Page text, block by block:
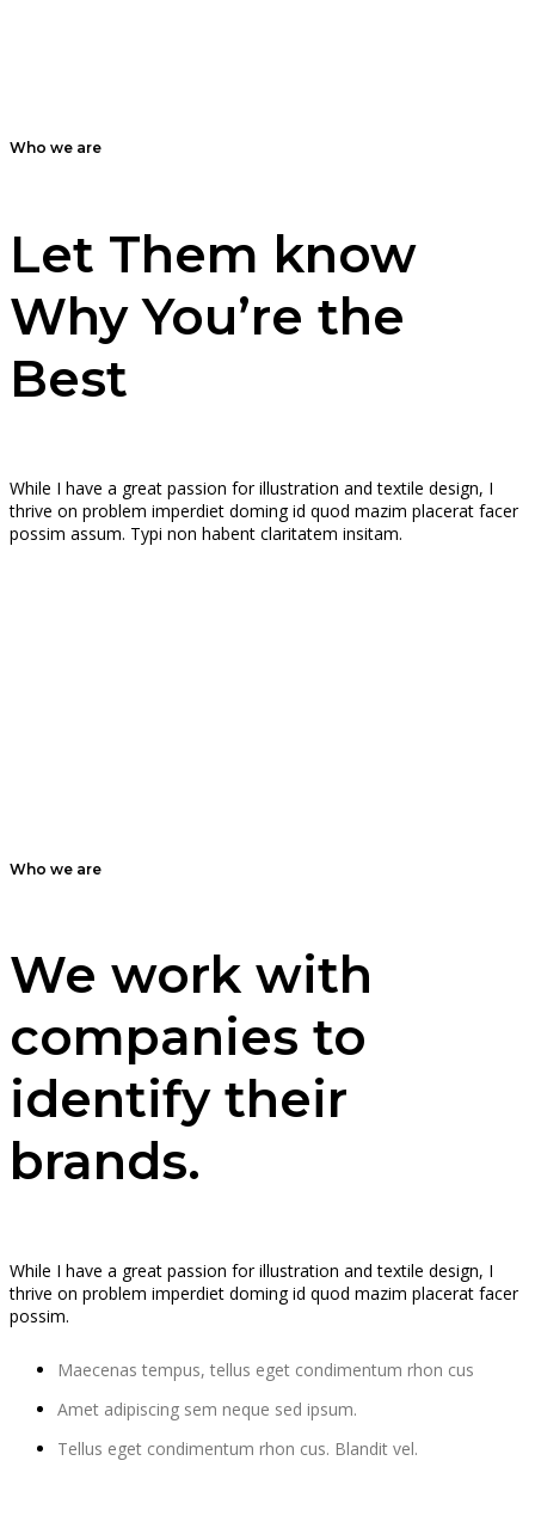
Who we are
Let Them know
Why You’re the
Best
While I have a great passion for illustration and textile design, I
thrive on problem imperdiet doming id quod mazim placerat facer
possim assum. Typi non habent claritatem insitam.
Who we are
We work with
companies to
identify their
brands.
While I have a great passion for illustration and textile design, I
thrive on problem imperdiet doming id quod mazim placerat facer
possim.
Maecenas tempus, tellus eget condimentum rhon cus
Amet adipiscing sem neque sed ipsum.
Tellus eget condimentum rhon cus. Blandit vel.